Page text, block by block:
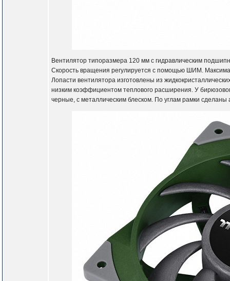
Вентилятор типоразмера 120 мм с гидравлическим
Скорость вращения регулируется с помощью ШИМ.
Лопасти вентилятора изготовлены из
низким коэффициентом теплового расширения. У
черные, с металлическим блеском. По углам рамки